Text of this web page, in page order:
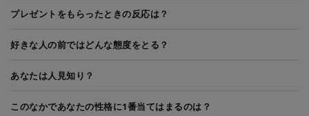
プレゼントをもらったときの反応は？
好きな人の前ではどんな態度をとる？
あなたは人見知り？
このなかであなたの性格に1番当てはまるのは？